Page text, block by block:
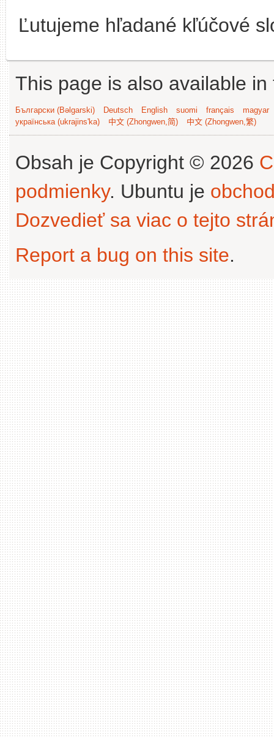
Ľutujeme hľadané kľúčové
This page is also available
Български (Bəlgarski) Deutsch English suomi français
magyar
українська (ukrajins'ka)
中文 (Zhongwen,简) 中文 (Zhongwen,繁)
Obsah je Copyright © 2026
podmienky. Ubuntu je
Dozvedieť sa viac o tejto
Report a bug on this site.